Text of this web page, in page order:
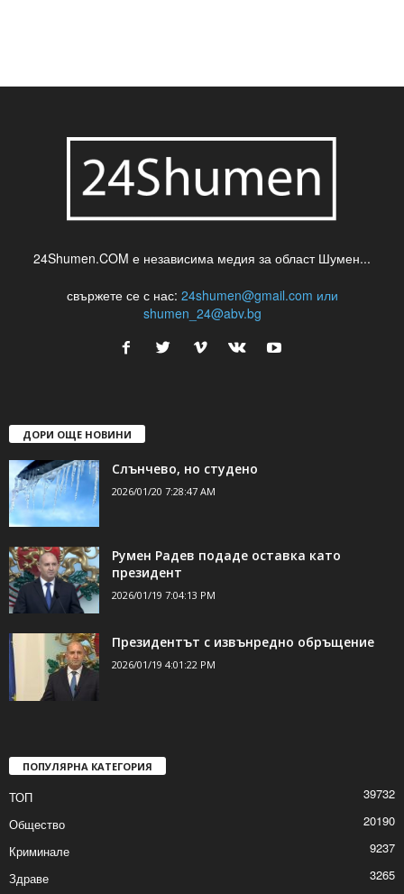
24Shumen.COM е независима медия за област Шумен...
свържете се с нас: 24shumen@gmail.com или
shumen_24@abv.bg
ДОРИ ОЩЕ НОВИНИ
Слънчево, но студено
2026/01/20 7:28:47 AM
Румен Радев подаде оставка като
президент
2026/01/19 7:04:13 PM
Президентът с извънредно обръщение
2026/01/19 4:01:22 PM
ПОПУЛЯРНА КАТЕГОРИЯ
ТОП
39732
Общество
20190
Криминале
9237
Здраве
3265